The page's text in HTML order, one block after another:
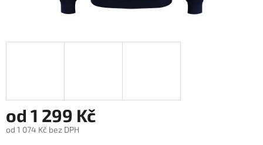
od 1 299 Kč
od 1 074 Kč bez DPH